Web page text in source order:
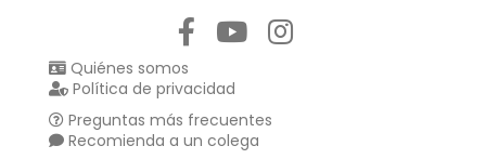
Quiénes somos
Política de privacidad
Preguntas más frecuentes
Recomienda a un colega